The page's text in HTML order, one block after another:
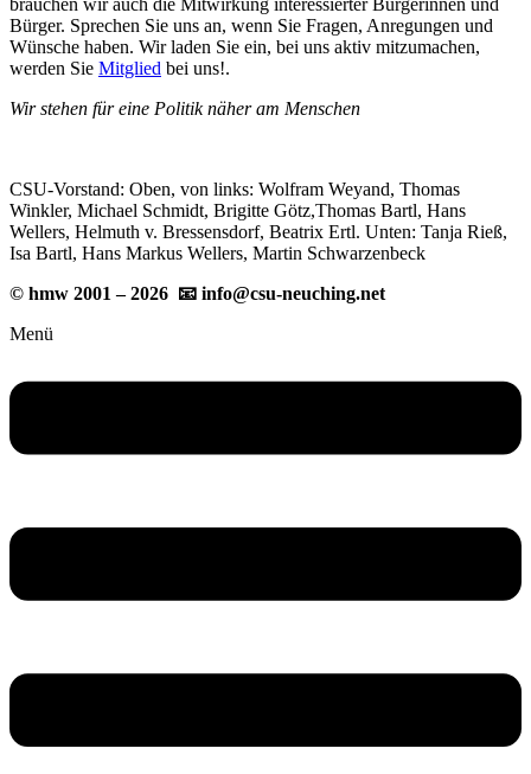
Bürger. Sprechen Sie uns an, wenn Sie Fragen, Anregungen und
Wünsche haben. Wir laden Sie ein, bei uns aktiv mitzumachen,
werden Sie Mitglied bei uns!.
Wir stehen für eine Politik näher am Menschen
CSU-Vorstand: Oben, von links: Wolfram Weyand, Thomas
Winkler, Michael Schmidt, Brigitte Götz,Thomas Bartl, Hans
Wellers, Helmuth v. Bressensdorf, Beatrix Ertl. Unten: Tanja Rieß,
Isa Bartl, Hans Markus Wellers, Martin Schwarzenbeck
© hmw 2001 – 2026 📧 info@csu-neuching.net
Menü